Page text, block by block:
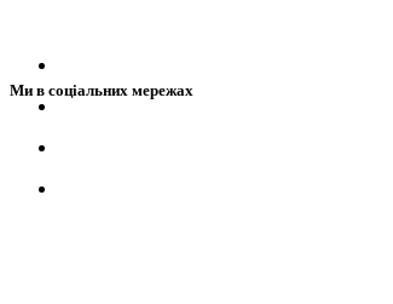
Ми в соціальних мережах